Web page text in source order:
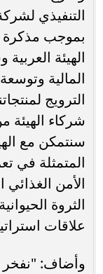
التنفيذي
بموجب مذكرة
الهيئة
المالية
الترويج
شركاء الهيئة
سنتمكن مع
المتمثلة في
الأمن
الثروة
علاقات
وأضاف: "نفخر